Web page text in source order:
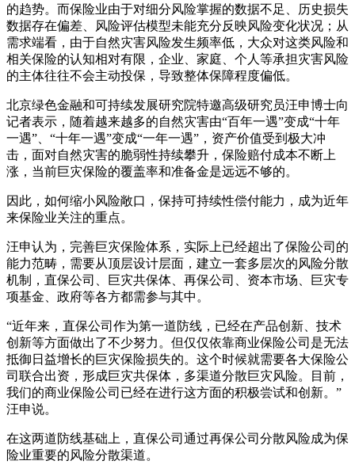
的趋势。而保险业由于对细分风险掌握的数据不足、历史损失
数据存在偏差、风险评估模型未能充分反映风险变化状况；从
需求端看，由于自然灾害风险发生频率低，大众对这类风险和
相关保险的认知相对有限，企业、家庭、个人等承担灾害风险
的主体往往不会主动投保，导致整体保障程度偏低。
北京绿色金融和可持续发展研究院特邀高级研究员汪申博士向
记者表示，随着越来越多的自然灾害由“百年一遇”变成“十年
一遇”、“十年一遇”变成“一年一遇”，资产价值受到极大冲
击，面对自然灾害的脆弱性持续攀升，保险赔付成本不断上
涨，当前巨灾保险的覆盖率和准备金是远远不够的。
因此，如何缩小风险敞口，保持可持续性偿付能力，成为近年
来保险业关注的重点。
汪申认为，完善巨灾保险体系，实际上已经超出了保险公司的
能力范畴，需要从顶层设计层面，建立一套多层次的风险分散
机制，直保公司、巨灾共保体、再保公司、资本市场、巨灾专
项基金、政府等各方都需参与其中。
“近年来，直保公司作为第一道防线，已经在产品创新、技术
创新等方面做出了不少努力。但仅仅依靠商业保险公司是无法
抵御日益增长的巨灾保险损失的。这个时候就需要各大保险公
司联合出资，形成巨灾共保体，多渠道分散巨灾风险。目前，
我们的商业保险公司已经在进行这方面的积极尝试和创新。”
汪申说。
在这两道防线基础上，直保公司通过再保公司分散风险成为保
险业重要的风险分散渠道。